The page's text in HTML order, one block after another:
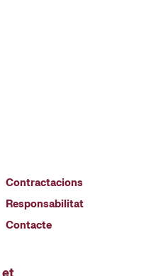
Contractacions
Responsabilitat
Contacte